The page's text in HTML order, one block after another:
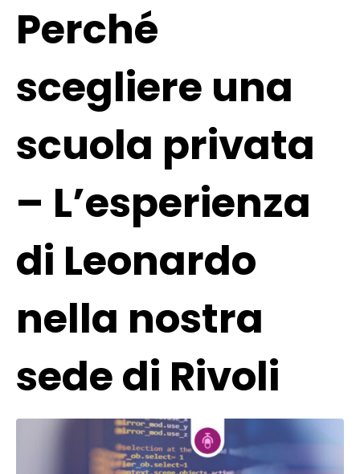
Perché
scegliere una
scuola privata
– L’esperienza
di Leonardo
nella nostra
sede di Rivoli